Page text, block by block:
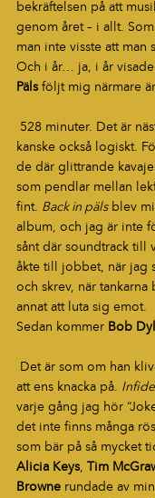
bekräftelsen på att
genom året – i allt.
man inte visste att man
Och i år… ja, i år
Päls följt mig närmare
kanske också logiskt.
de där glittrande
som pendlar mellan
fint. Back in päls blev
album, och jag är inte
sånt där soundtrack till
åkte till jobbet, när jag
och skrev, när
annat att luta sig emot.
Sedan kommer Bob
att ens knacka på.
varje gång jag hör
det inte finns många
som bär på så mycket
Alicia Keys, Tim
Browne rundade av